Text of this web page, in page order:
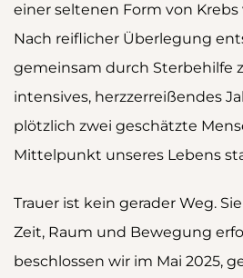
einer seltenen Form von
Nach reiflicher Überlegung
gemeinsam durch Sterbehilfe
intensives, herzzerreißendes
plötzlich zwei geschätzte
Mittelpunkt unseres Lebens
Trauer ist kein gerader Weg.
Zeit, Raum und Bewegung
beschlossen wir im Mai 2025,